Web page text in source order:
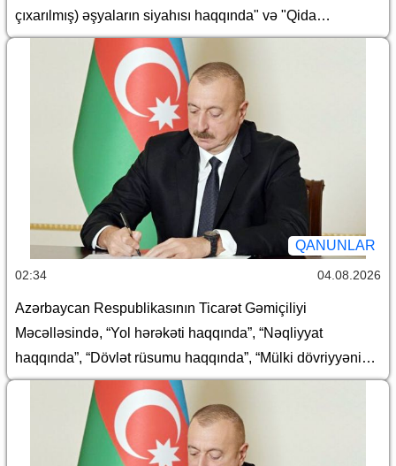
çıxarılmış) əşyaların siyahısı haqqında" və "Qida
təhlükəsizliyi haqqında" Azərbaycan Respublikasının
qanunlarında dəyişiklik edilməsi barədə
QANUNLAR
02:34 04.08.2026
Azərbaycan Respublikasının Ticarət Gəmiçiliyi
Məcəlləsində, “Yol hərəkəti haqqında”, “Nəqliyyat
haqqında”, “Dövlət rüsumu haqqında”, “Mülki dövriyyənin
müəyyən iştirakçılarına mənsub ola bilən və dövriyyədə
olmasına xüsusi icazə əsasında yol verilən (mülki
dövriyyəsi məhdudlaşdırılmış) əşyaların siyahısı
haqqında”, “Avtomobil nəqliyyatı haqqında” və “Aviasiya